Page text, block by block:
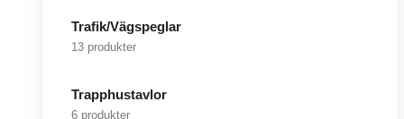
Trafik/Vägspeglar
13 produkter
Trapphustavlor
6 produkter